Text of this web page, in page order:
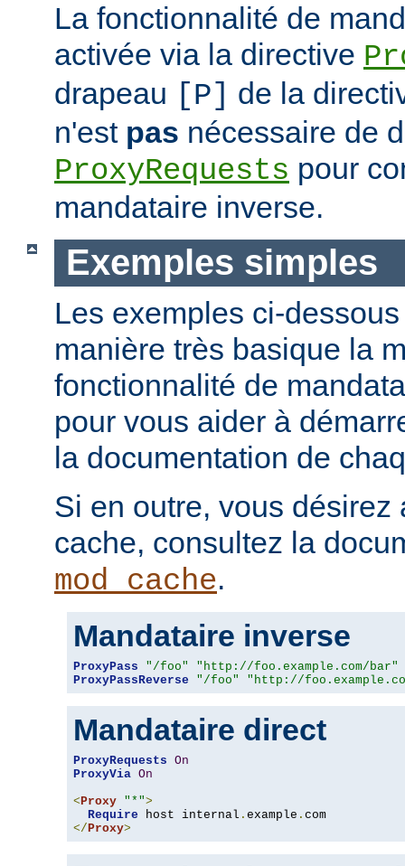
La fonctionnalité de
activée via la directive
drapeau
[P]
de la
n'est pas nécessaire de
ProxyRequests pour
mandataire inverse.
Exemples simples
Les exemples ci-
manière très basique la
fonctionnalité de
pour vous aider à
la documentation de
Si en outre, vous désirez
cache, consultez la
mod_cache.
Mandataire inverse
ProxyPass "/foo"
"http://foo.example.com/bar"
ProxyPassReverse
"/foo" "http://
Mandataire direct
ProxyRequests On
ProxyVia On
< Proxy "*">
Require host internal . example .
</ Proxy>